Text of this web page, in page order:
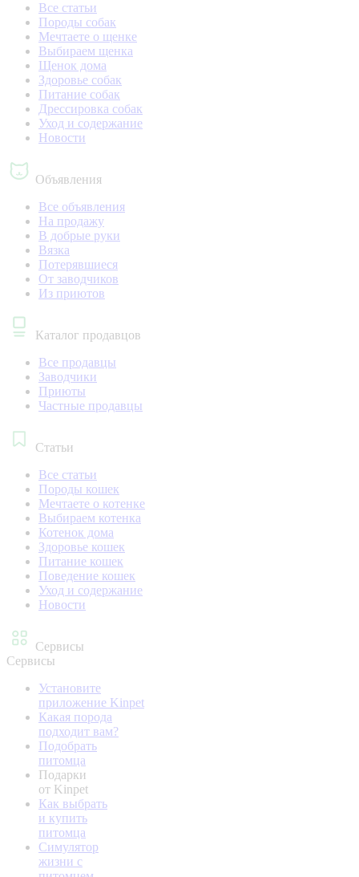
Все статьи
Породы собак
Мечтаете о щенке
Выбираем щенка
Щенок дома
Здоровье собак
Питание собак
Дрессировка собак
Уход и содержание
Новости
Объявления
Все объявления
На продажу
В добрые руки
Вязка
Потерявшиеся
От заводчиков
Из приютов
Каталог продавцов
Все продавцы
Заводчики
Приюты
Частные продавцы
Статьи
Все статьи
Породы кошек
Мечтаете о котенке
Выбираем котенка
Котенок дома
Здоровье кошек
Питание кошек
Поведение кошек
Уход и содержание
Новости
Сервисы
Сервисы
Установите
приложение Kinpet
Какая порода
подходит вам?
Подобрать
питомца
Подарки
от Kinpet
Как выбрать
и купить
питомца
Симулятор
жизни с